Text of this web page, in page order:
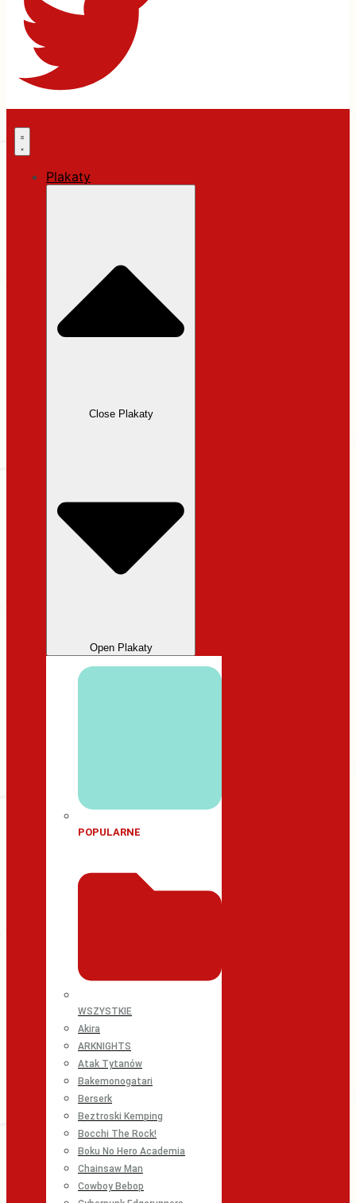
Plakaty
Close Plakaty
Open Plakaty
POPULARNE
WSZYSTKIE
Akira
ARKNIGHTS
Atak Tytanów
Bakemonogatari
Berserk
Beztroski Kemping
Bocchi The Rock!
Boku No Hero Academia
Chainsaw Man
Cowboy Bebop